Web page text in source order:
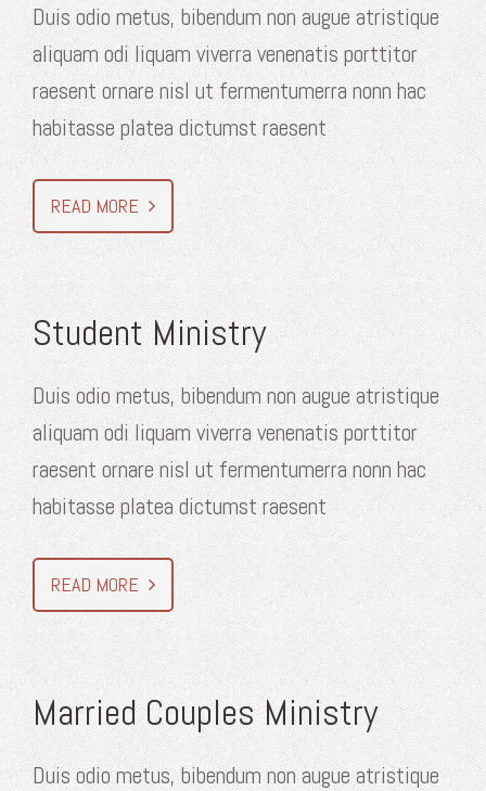
Duis odio metus, bibendum non augue atristique
aliquam odi liquam viverra venenatis porttitor
raesent ornare nisl ut fermentumerra nonn hac
habitasse platea dictumst raesent
READ MORE
Student Ministry
Duis odio metus, bibendum non augue atristique
aliquam odi liquam viverra venenatis porttitor
raesent ornare nisl ut fermentumerra nonn hac
habitasse platea dictumst raesent
READ MORE
Married Couples Ministry
Duis odio metus, bibendum non augue atristique